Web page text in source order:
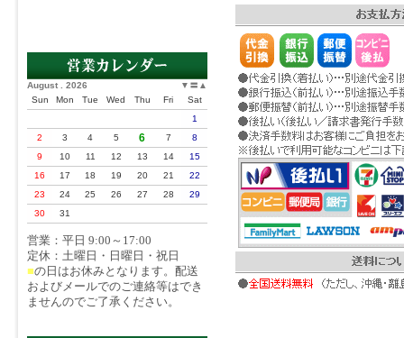
▲
〓
▼
August . 2026
Sun
Mon Tue Wed Thu Fri
Sat
1
2
3 4 5 6 7
8
9
10 11 12 13 14
15
16
17 18 19 20 21
22
23
24 25 26 27 28
29
30
31
営業：平日 9:00～17:00
定休：土曜日・日曜日・祝日
■の日はお休みとなります。配送
およびメールでのご連絡等はでき
ませんのでご了承ください。